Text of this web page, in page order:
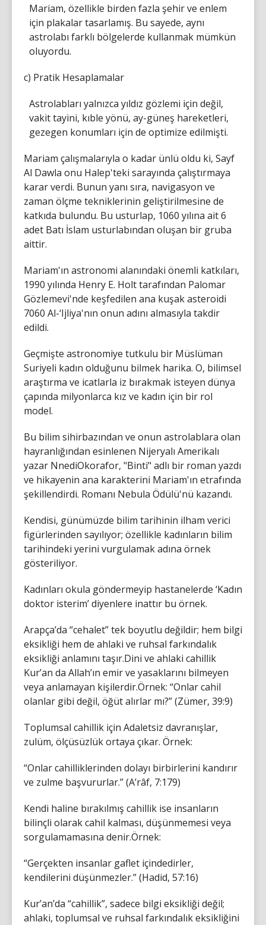
Mariam, özellikle birden fazla şehir ve enlem
için plakalar tasarlamış. Bu sayede, aynı
astrolabı farklı bölgelerde kullanmak mümkün
oluyordu.
c) Pratik Hesaplamalar
Astrolabları yalnızca yıldız gözlemi için değil,
vakit tayini, kıble yönü, ay-güneş hareketleri,
gezegen konumları için de optimize edilmişti.
Mariam çalışmalarıyla o kadar ünlü oldu ki, Sayf
Al Dawla onu Halep'teki sarayında çalıştırmaya
karar verdi. Bunun yanı sıra, navigasyon ve
zaman ölçme tekniklerinin geliştirilmesine de
katkıda bulundu. Bu usturlap, 1060 yılına ait 6
adet Batı İslam usturlabından oluşan bir gruba
aittir.
Mariam'ın astronomi alanındaki önemli katkıları,
1990 yılında Henry E. Holt tarafından Palomar
Gözlemevi'nde keşfedilen ana kuşak asteroidi
7060 Al-‘Ijliya'nın onun adını almasıyla takdir
edildi.
Geçmişte astronomiye tutkulu bir Müslüman
Suriyeli kadın olduğunu bilmek harika. O, bilimsel
araştırma ve icatlarla iz bırakmak isteyen dünya
çapında milyonlarca kız ve kadın için bir rol
model.
Bu bilim sihirbazından ve onun astrolablara olan
hayranlığından esinlenen Nijeryalı Amerikalı
yazar NnediOkorafor, "Binti" adlı bir roman yazdı
ve hikayenin ana karakterini Mariam'ın etrafında
şekillendirdi. Romanı Nebula Ödülü'nü kazandı.
Kendisi, günümüzde bilim tarihinin ilham verici
figürlerinden sayılıyor; özellikle kadınların bilim
tarihindeki yerini vurgulamak adına örnek
gösteriliyor.
Kadınları okula göndermeyip hastanelerde ‘Kadın
doktor isterim’ diyenlere inattır bu örnek.
Arapça’da “cehalet” tek boyutlu değildir; hem bilgi
eksikliği hem de ahlaki ve ruhsal farkındalık
eksikliği anlamını taşır.Dini ve ahlaki cahillik
Kur’an da Allah’ın emir ve yasaklarını bilmeyen
veya anlamayan kişilerdir.Örnek: “Onlar cahil
olanlar gibi değil, öğüt alırlar mı?” (Zümer, 39:9)
Toplumsal cahillik için Adaletsiz davranışlar,
zulüm, ölçüsüzlük ortaya çıkar. Örnek:
“Onlar cahilliklerinden dolayı birbirlerini kandırır
ve zulme başvururlar.” (A’râf, 7:179)
Kendi haline bırakılmış cahillik ise insanların
bilinçli olarak cahil kalması, düşünmemesi veya
sorgulamamasına denir.Örnek:
“Gerçekten insanlar gaflet içindedirler,
kendilerini düşünmezler.” (Hadid, 57:16)
Kur’an’da “cahillik”, sadece bilgi eksikliği değil;
ahlaki, toplumsal ve ruhsal farkındalık eksikliğini